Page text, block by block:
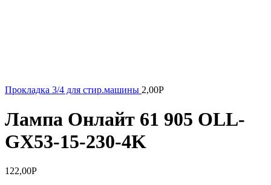
Прокладка 3/4 для стир.машины 2,00Р
Лампа Онлайт 61 905 OLL-
GX53-15-230-4K
122,00Р